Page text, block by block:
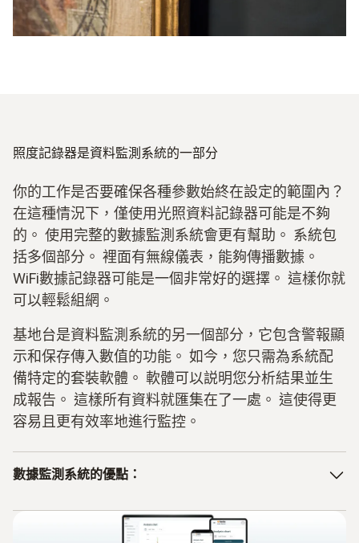
照度記錄器是資料監測系統的一部分
你的工作是否要確保各種參數始終在設定的範圍內？
在這種情況下，僅使用光照資料記錄器可能是不夠
的。 使用完整的數據監測系統會更有幫助。 系統包
括多個部分。 裡面有無線儀表，能夠傳播數據。
WiFi數據記錄器可能是一個非常好的選擇。 這樣你就
可以輕鬆組網。
基地台是資料監測系統的另一個部分，它包含警報顯
示和保存傳入數值的功能。 如今，您只需為系統配
備特定的套裝軟體。 軟體可以説明您分析結果並生
成報告。 這樣所有資料就匯集在了一處。 這使得更
容易且更有效率地進行監控。
數據監測系統的優點：